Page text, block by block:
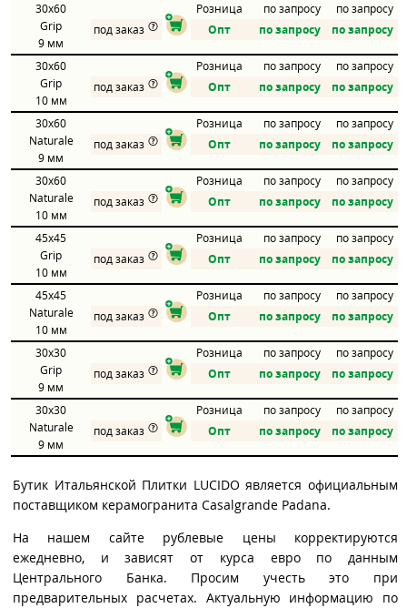
30x60
Grip
9 мм
Розница по запросу
по запросу
под заказ
Опт по запросу по запросу
30x60
Grip
10 мм
Розница по запросу
по запросу
под заказ
Опт по запросу по запросу
30x60
Naturale
9 мм
Розница по запросу
по запросу
под заказ
Опт по запросу по запросу
30x60
Naturale
10 мм
Розница по запросу
по запросу
под заказ
Опт по запросу по запросу
45x45
Grip
10 мм
Розница по запросу
по запросу
под заказ
Опт по запросу по запросу
45x45
Naturale
10 мм
Розница по запросу
по запросу
под заказ
Опт по запросу по запросу
30x30
Grip
9 мм
Розница по запросу
по запросу
под заказ
Опт по запросу по запросу
30x30
Naturale
9 мм
Розница по запросу
по запросу
под заказ
Опт по запросу по запросу
Бутик Итальянской Плитки LUCIDO является официальным
поставщиком керамогранита Casalgrande Padana.
На нашем сайте рублевые цены корректируются
ежедневно, и зависят от курса евро по данным
Центрального Банка. Просим учесть это при
предварительных расчетах. Актуальную информацию по